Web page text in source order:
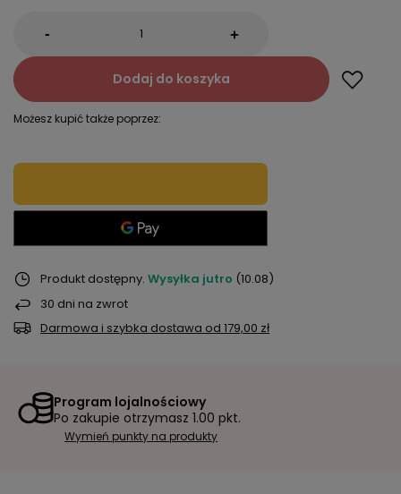
- +
Dodaj do koszyka
Możesz kupić także poprzez:
Produkt dostępny Wysyłka jutro (10.08)
30 dni na zwrot
Darmowa i szybka dostawa od 179,00 zł
Program lojalnościowy
Po zakupie otrzymasz 1.00 pkt.
Wymień punkty na produkty